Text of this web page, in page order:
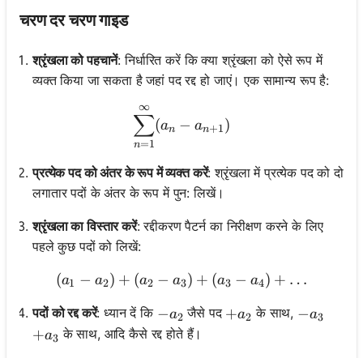
चरण दर चरण गाइड
श्रृंखला को पहचानें: निर्धारित करें कि क्या श्रृंखला को ऐसे रूप में
व्यक्त किया जा सकता है जहां पद रद्द हो जाएं। एक सामान्य रूप है:
n=1
∑
∞
(an − an+1)
प्रत्येक पद को अंतर के रूप में व्यक्त करें: श्रृंखला में प्रत्येक पद को दो
लगातार पदों के अंतर के रूप में पुन: लिखें।
श्रृंखला का विस्तार करें: रद्दीकरण पैटर्न का निरीक्षण करने के लिए
पहले कुछ पदों को लिखें:
(a_1 - a_2) + (a_2 - a_3)
(a1 − a2) + (a2 − a3) + (a3 − a4) + …
पदों को रद्द करें: ध्यान दें कि -a_2
−a2 जैसे पद +a_2
+a2 के साथ, -a_3
−a3
+a_3
+a3 के साथ, आदि कैसे रद्द होते हैं।